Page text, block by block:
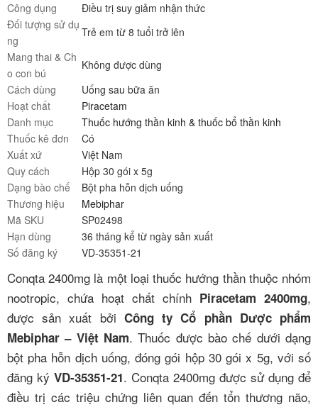
Công dụng
Điều trị suy giảm nhận thức
Đối tượng sử dụ
ng
Trẻ em từ 8 tuổi trở lên
Mang thai & Ch
o con bú
Không được dùng
Cách dùng
Uống sau bữa ăn
Hoạt chất
Piracetam
Danh mục
Thuốc hướng thần kinh & thuốc bổ thần kinh
Thuốc kê đơn
Có
Xuất xứ
Việt Nam
Quy cách
Hộp 30 gói x 5g
Dạng bào chế
Bột pha hỗn dịch uống
Thương hiệu
Mebiphar
Mã SKU
SP02498
Hạn dùng
36 tháng kể từ ngày sản xuất
Số đăng ký
VD-35351-21
Conqta 2400mg là một loại thuốc hướng thần thuộc nhóm
nootropic, chứa hoạt chất chính Piracetam 2400mg,
được sản xuất bởi Công ty Cổ phần Dược phẩm
Mebiphar – Việt Nam. Thuốc được bào chế dưới dạng
bột pha hỗn dịch uống, đóng gói hộp 30 gói x 5g, với số
đăng ký VD-35351-21. Conqta 2400mg được sử dụng để
điều trị các triệu chứng liên quan đến tổn thương não,